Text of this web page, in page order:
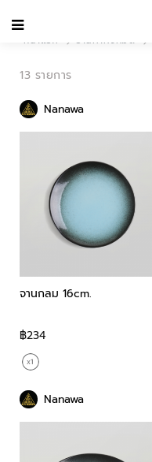
หน้าแรก
ร้านค้าทั้งหมด
13 รายการ
Nanawa
จานกลม 16cm.
฿234
Nanawa